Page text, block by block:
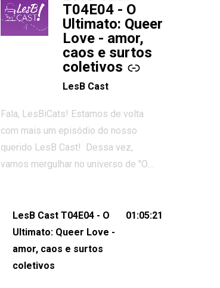
T04E04 - O
Ultimato: Queer
Love - amor,
caos e surtos
coletivos
LesB Cast
Fala, LesBiCats! Estamos de volta
com mais um episódio do nosso
querido LesB Cast! Dessa vez,
vamos mergulhar no universo de "O
e levantou debates intensos sobre
relacionamentos queer. Vem com a
gente comentar os melhores
momentos, as maiores confusões e,
LesB Cast T04E04 - O
Ultimato: Queer Love -
amor, caos e surtos
coletivos
01:05:21